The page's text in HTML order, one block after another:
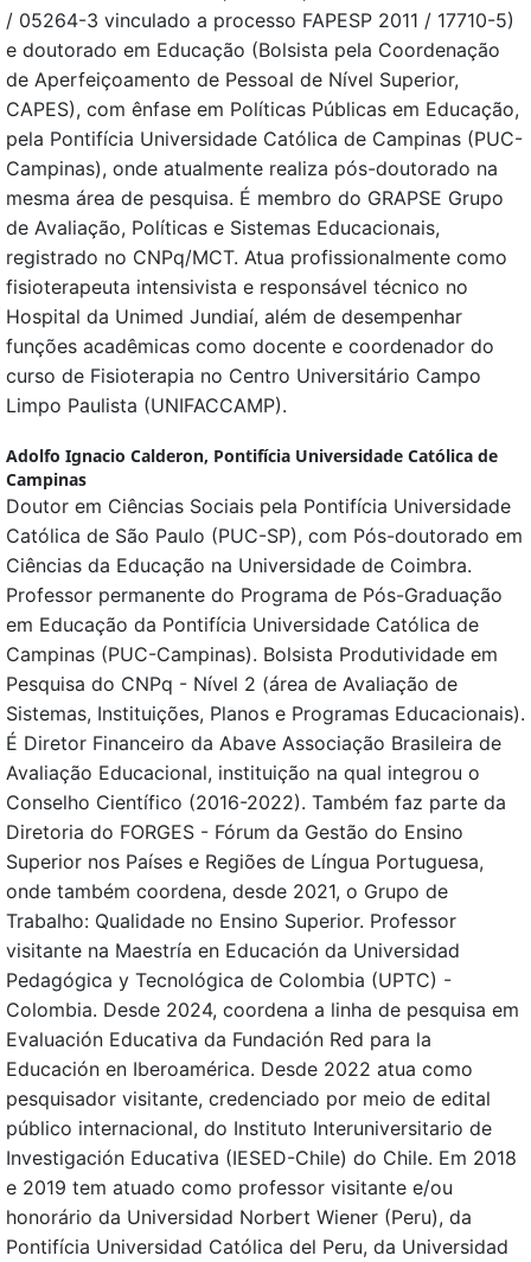
/ 05264-3 vinculado a processo FAPESP 2011 / 17710-5)
e doutorado em Educação (Bolsista pela Coordenação
de Aperfeiçoamento de Pessoal de Nível Superior,
CAPES), com ênfase em Políticas Públicas em Educação,
pela Pontifícia Universidade Católica de Campinas (PUC-
Campinas), onde atualmente realiza pós-doutorado na
mesma área de pesquisa. É membro do GRAPSE Grupo
de Avaliação, Políticas e Sistemas Educacionais,
registrado no CNPq/MCT. Atua profissionalmente como
fisioterapeuta intensivista e responsável técnico no
Hospital da Unimed Jundiaí, além de desempenhar
funções acadêmicas como docente e coordenador do
curso de Fisioterapia no Centro Universitário Campo
Limpo Paulista (UNIFACCAMP).
Adolfo Ignacio Calderon, Pontifícia Universidade Católica de
Campinas
Doutor em Ciências Sociais pela Pontifícia Universidade
Católica de São Paulo (PUC-SP), com Pós-doutorado em
Ciências da Educação na Universidade de Coimbra.
Professor permanente do Programa de Pós-Graduação
em Educação da Pontifícia Universidade Católica de
Campinas (PUC-Campinas). Bolsista Produtividade em
Pesquisa do CNPq - Nível 2 (área de Avaliação de
Sistemas, Instituições, Planos e Programas Educacionais).
É Diretor Financeiro da Abave Associação Brasileira de
Avaliação Educacional, instituição na qual integrou o
Conselho Científico (2016-2022). Também faz parte da
Diretoria do FORGES - Fórum da Gestão do Ensino
Superior nos Países e Regiões de Língua Portuguesa,
onde também coordena, desde 2021, o Grupo de
Trabalho: Qualidade no Ensino Superior. Professor
visitante na Maestría en Educación da Universidad
Pedagógica y Tecnológica de Colombia (UPTC) -
Colombia. Desde 2024, coordena a linha de pesquisa em
Evaluación Educativa da Fundación Red para la
Educación en Iberoamérica. Desde 2022 atua como
pesquisador visitante, credenciado por meio de edital
público internacional, do Instituto Interuniversitario de
Investigación Educativa (IESED-Chile) do Chile. Em 2018
e 2019 tem atuado como professor visitante e/ou
honorário da Universidad Norbert Wiener (Peru), da
Pontifícia Universidad Católica del Peru, da Universidad